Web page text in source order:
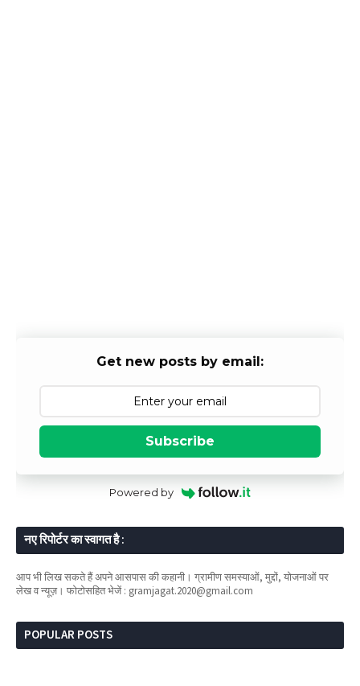
Get new posts by email:
Subscribe
Powered by
नए रिपोर्टर का स्वागत है :
आप भी लिख सकते हैं अपने आसपास की कहानी। ग्रामीण समस्याओं, मुद्दों, योजनाओं पर
लेख व न्यूज़। फोटोसहित भेजें : gramjagat.2020@gmail.com
POPULAR POSTS